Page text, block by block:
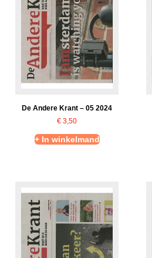
De Andere Krant – 05 2024
€ 3,50
+ In winkelmand